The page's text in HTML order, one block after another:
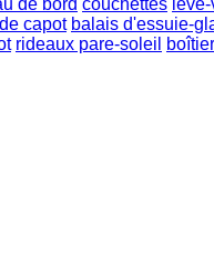
capot balais d'essuie-
rideaux pare-soleil